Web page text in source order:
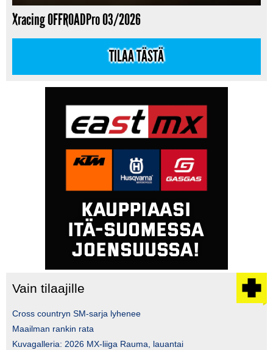
Xracing OFFROADPro 03/2026
TILAA TÄSTÄ
Vain tilaajille
Cross countryn SM-sarja lyhenee
Maailman rankin rata
Kuvagalleria: 2026 MX-liiga Rauma, lauantai